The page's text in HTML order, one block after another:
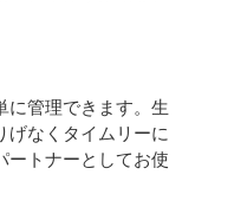
に管理できます。生
げなくタイムリーに
ートナーとしてお使